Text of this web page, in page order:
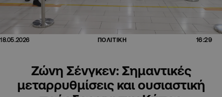
18.05.2026 ΠΟΛΙΤΙΚΗ 16:29
Ζώνη Σένγκεν: Σημαντικές
μεταρρυθμίσεις και ουσιαστική